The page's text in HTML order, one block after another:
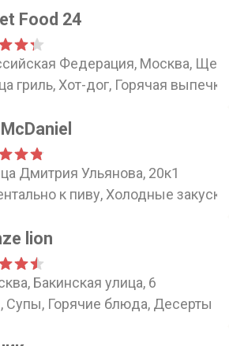
Food 24
Федерация, Москва,
гриль, Хот-дог, Горячая
Дмитрия Ульянова, 20к1
к пиву, Холодные
lion
Бакинская улица, 6
Супы, Горячие блюда, Десерты